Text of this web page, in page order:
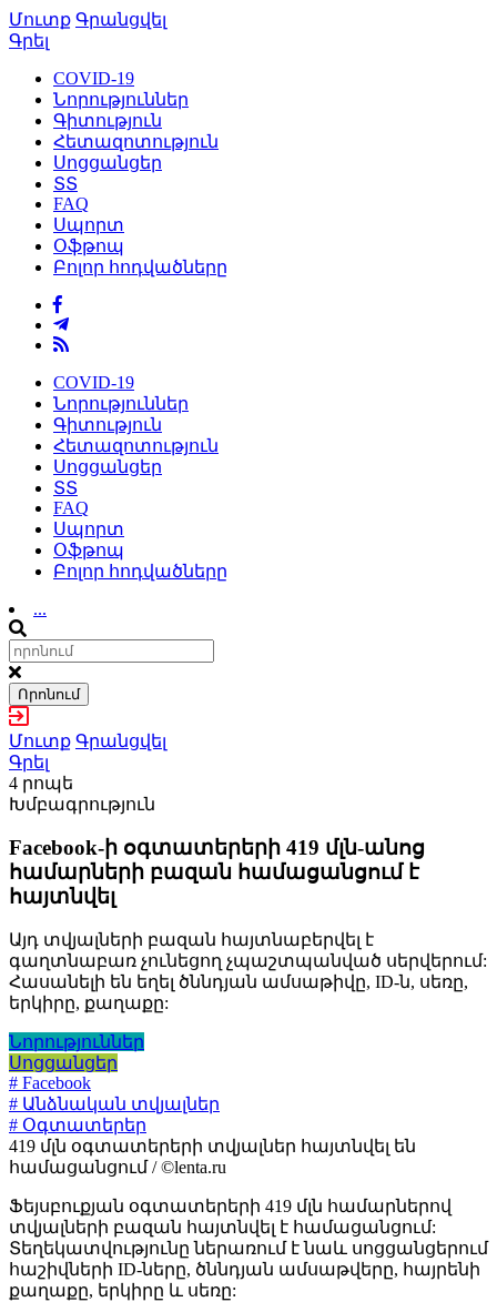
Մուտք Գրանցվել
Գրել
COVID-19
Նորություններ
Գիտություն
Հետազոտություն
Սոցցանցեր
ՏՏ
FAQ
Սպորտ
Օֆթոպ
Բոլոր հոդվածները
COVID-19
Նորություններ
Գիտություն
Հետազոտություն
Սոցցանցեր
ՏՏ
FAQ
Սպորտ
Օֆթոպ
Բոլոր հոդվածները
...
Որոնում
Մուտք Գրանցվել
Գրել
4 րոպե
Խմբագրություն
Facebook-ի օգտատերերի 419 մլն-անոց
համարների բազան համացանցում է
հայտնվել
Այդ տվյալների բազան հայտնաբերվել է
գաղտնաբառ չունեցող չպաշտպանված սերվերում:
Հասանելի են եղել ծննդյան ամսաթիվը, ID-ն, սեռը,
երկիրը, քաղաքը:
Նորություններ
Սոցցանցեր
# Facebook
# Անձնական տվյալներ
# Օգտատերեր
419 մլն օգտատերերի տվյալներ հայտնվել են
համացանցում / ©lenta.ru
Ֆեյսբուքյան օգտատերերի 419 մլն համարներով
տվյալների բազան հայտնվել է համացանցում:
Տեղեկատվությունը ներառում է նաև սոցցանցերում
հաշիվների ID-ները, ծննդյան ամսաթվերը, հայրենի
քաղաքը, երկիրը և սեռը: